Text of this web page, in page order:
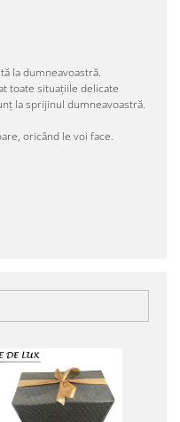
la dumneavoastră.
toate situațiile delicate
la sprijinul dumneavoastră.
oricând le voi face.